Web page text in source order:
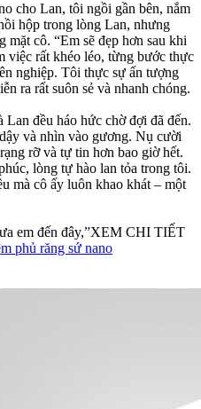
cho Lan, tôi ngồi gần bên, nắm
hộp trong lòng Lan, nhưng
mặt cô. “Em sẽ đẹp hơn sau khi
việc rất khéo léo, từng bước thực
nghiệp. Tôi thực sự ấn tượng
ra rất suôn sẻ và nhanh chóng.
đều háo hức chờ đợi đã đến.
và nhìn vào gương. Nụ cười
rỡ và tự tin hơn bao giờ hết.
lòng tự hào lan tỏa trong tôi.
mà cô ấy luôn khao khát – một
em đến đây,”XEM CHI TIẾT
phủ răng sứ nano